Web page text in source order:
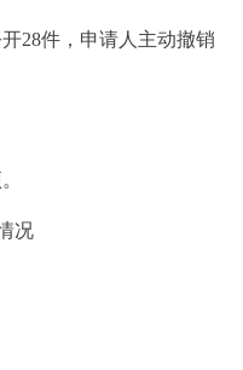
28件，申请人主动撤销
况